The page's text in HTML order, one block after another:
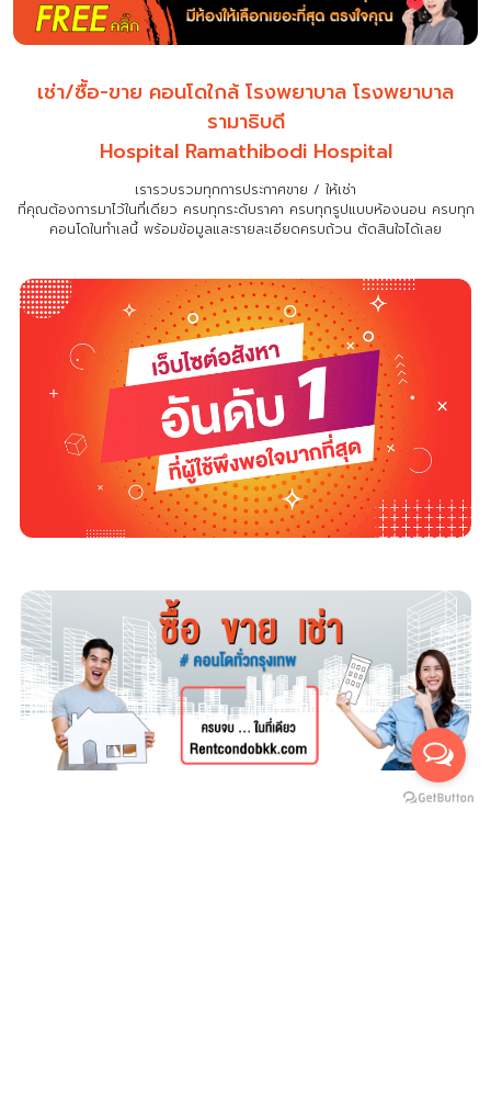
เช่า/ซื้อ-ขาย คอนโดใกล้ โรงพยาบาล โรงพยาบาล
รามาธิบดี
Hospital Ramathibodi Hospital
เรารวบรวมทุกการประกาศขาย / ให้เช่า
ที่คุณต้องการมาไว้ในที่เดียว ครบทุกระดับราคา ครบทุกรูปแบบห้องนอน ครบทุก
คอนโดในทำเลนี้ พร้อมข้อมูลและรายละเอียดครบถ้วน ตัดสินใจได้เลย